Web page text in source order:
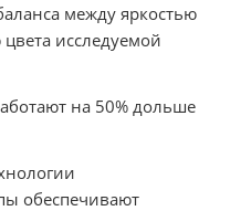
между яркостью
исследуемой
на 50% дольше
обеспечивают